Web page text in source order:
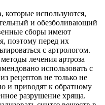
которые используются,
и обезболивающий
сборы имеют
поэтому перед их
с артрологом.
лечения артроза
использовать с
рецептов не только не
и приводят к обратному
разрушение хряща.